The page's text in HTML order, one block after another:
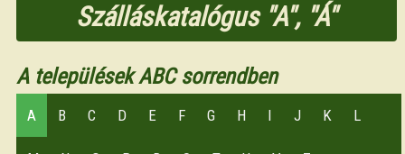
Szálláskatalógus "A", "Á"
A települések ABC sorrendben
A B C D E F G H I J K L